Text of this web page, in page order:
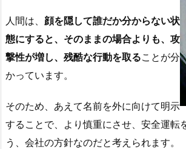
人間は、 顔を隠して誰だか分からない状
態にすると、そのままの場合よりも、攻
撃性が増し、残酷な行動を取ることが分
かっています。
そのため、あえて名前を外に向けて明示
することで、より慎重にさせ、安全運転
う、会社の方針なのだと考えられます。